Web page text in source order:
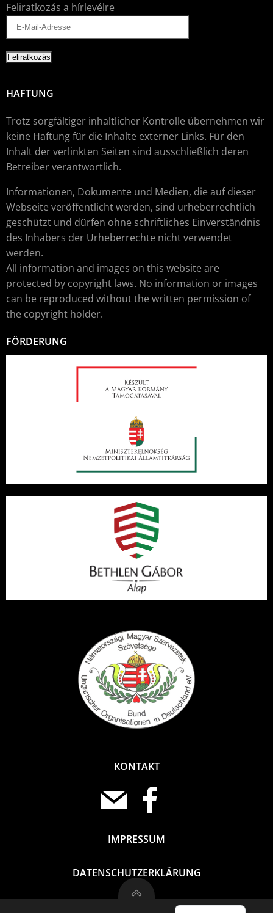
Feliratkozás a hírlevélre
HAFTUNG
Trotz sorgfältiger inhaltlicher Kontrolle übernehmen wir
keine Haftung für die Inhalte externer Links. Für den
Inhalt der verlinkten Seiten sind ausschließlich deren
Betreiber verantwortlich.
Informationen, Dokumente und Medien, die auf dieser
Webseite veröffentlicht werden, sind urheberrechtlich
geschützt und dürfen ohne schriftliches Einverständnis
des Inhabers der Urheberrechte nicht verwendet
werden.
All information and images on this website are
protected by copyright laws. No information or images
can be reproduced without the written permission of
the copyright holder.
FÖRDERUNG
KONTAKT
IMPRESSUM
DATENSCHUTZERKLÄRUNG
Magyar